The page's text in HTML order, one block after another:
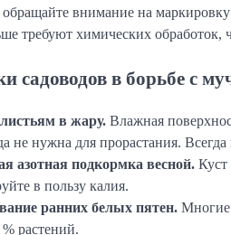
внимание на
требуют химических обработок,
садоводов в борьбе с
в жару. Влажная
не нужна для прорастания.
азотная подкормка весной. Куст
в пользу калия.
ранних белых пятен. Многие
% растений.